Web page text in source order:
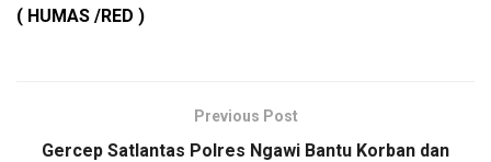
( HUMAS /RED )
Previous Post
Gercep Satlantas Polres Ngawi Bantu Korban dan